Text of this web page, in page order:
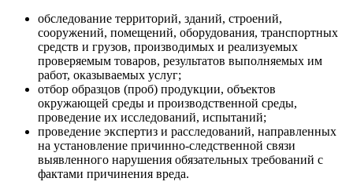
обследование территорий, зданий, строений,
сооружений, помещений, оборудования, транспортных
средств и грузов, производимых и реализуемых
проверяемым товаров, результатов выполняемых им
работ, оказываемых услуг;
отбор образцов (проб) продукции, объектов
окружающей среды и производственной среды,
проведение их исследований, испытаний;
проведение экспертиз и расследований, направленных
на установление причинно-следственной связи
выявленного нарушения обязательных требований с
фактами причинения вреда.